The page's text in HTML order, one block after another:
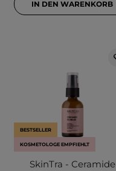
IN DEN WARENKORB
BESTSELLER
KOSMETOLOGE EMPFIEHLT
SkinTra - Ceramide